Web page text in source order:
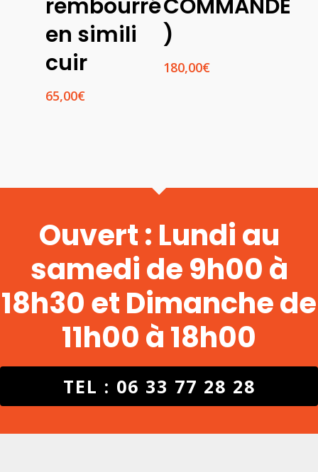
rembourré
en simili
cuir
65,00€
COMMANDE
)
180,00€
Ouvert : Lundi au
samedi de 9h00 à
18h30 et Dimanche de
11h00 à 18h00
TEL : 06 33 77 28 28